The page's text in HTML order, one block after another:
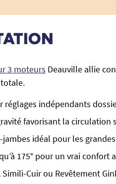
3 moteurs Deauville allie
réglages indépendants
favorisant la circulation
idéal pour les
175° pour un vrai confort
Simili-Cuir ou Revêtement